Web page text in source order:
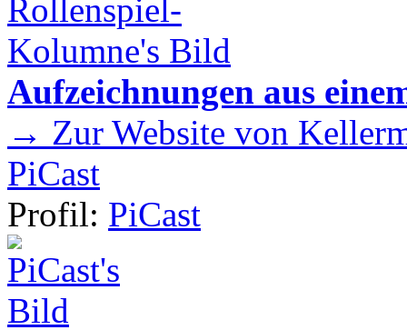
Aufzeichnungen aus
→ Zur Website von
PiCast
Profil: PiCast